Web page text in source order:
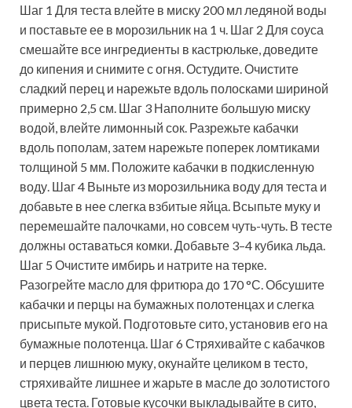
Шаг 1 Для теста влейте в миску 200 мл ледяной воды
и поставьте ее в морозильник на 1 ч. Шаг 2 Для соуса
смешайте все ингредиенты в кастрюльке, доведите
до кипения и снимите с огня. Остудите. Очистите
сладкий перец и нарежьте вдоль полосками шириной
примерно 2,5 см. Шаг 3 Наполните большую миску
водой, влейте лимонный сок. Разрежьте кабачки
вдоль пополам, затем нарежьте поперек ломтиками
толщиной 5 мм. Положите кабачки в подкисленную
воду. Шаг 4 Выньте из морозильника воду для теста и
добавьте в нее слегка взбитые яйца. Всыпьте муку и
перемешайте палочками, но совсем чуть-чуть. В тесте
должны оставаться комки. Добавьте 3–4 кубика льда.
Шаг 5 Очистите имбирь и натрите на терке.
Разогрейте масло для фритюра до 170 °С. Обсушите
кабачки и перцы на бумажных полотенцах и слегка
присыпьте мукой. Подготовьте сито, установив его на
бумажные полотенца. Шаг 6 Стряхивайте с кабачков
и перцев лишнюю муку, окунайте целиком в тесто,
стряхивайте лишнее и жарьте в масле до золотистого
цвета теста. Готовые кусочки выкладывайте в сито,